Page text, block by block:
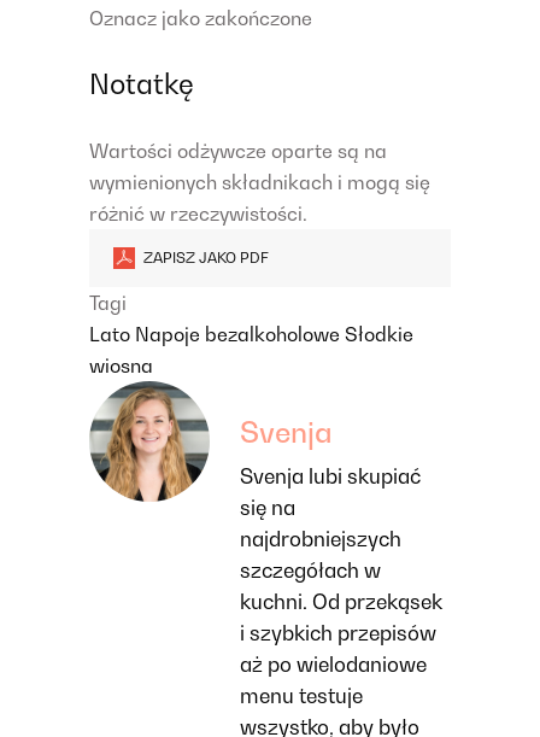
Oznacz jako zakończone
Notatkę
Wartości odżywcze oparte są na
wymienionych składnikach i mogą się
różnić w rzeczywistości.
ZAPISZ JAKO PDF
Tagi
Lato Napoje bezalkoholowe Słodkie
wiosna
Svenja
Svenja lubi skupiać
się na
najdrobniejszych
szczegółach w
kuchni. Od przekąsek
i szybkich przepisów
aż po wielodaniowe
menu testuje
wszystko, aby było